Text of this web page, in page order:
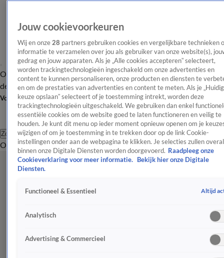
OverzichtAfleveringen Entertainment TV Algemeen
Tip
de redactieNieuwsbrief
Volg Shownieuws
Zoeken
OverzichtEntertainmentSpraakmakendRealityCrimeVideo's
Jouw cookievoorkeuren
Wij en onze 28 partners gebruiken cookies en vergelijkbare technieken
informatie te verzamelen over jou als gebruiker van onze website(s),
gedrag en jouw apparaten. Als je „Alle cookies accepteren” selecteert,
worden trackingtechnologieën ingeschakeld om onze advertenties en
content te kunnen personaliseren, onze producten en diensten te
en om de prestaties van advertenties en content te meten. Als je
keuze opslaan” selecteert of je toestemming intrekt, worden deze
trackingtechnologieën uitgeschakeld. We gebruiken dan enkel
essentiële cookies om de website goed te laten functioneren en veilig te
houden. Je kunt dit menu op ieder moment opnieuw openen om je
wijzigen of om je toestemming in te trekken door op de link Cookie-
instellingen onder aan de webpagina te klikken. Je selecties zullen overal
binnen onze Digitale Diensten worden doorgevoerd. Raadpleeg onze
Cookieverklaring voor meer informatie.
Bekijk hier onze Digitale
Diensten.
Functioneel & Essentieel Altijd
Analytisch
Advertising & Commercieel